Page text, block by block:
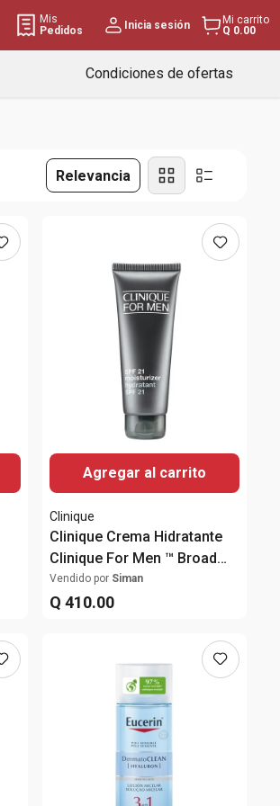
Mis
Pedidos
Inicia sesión
Mi carrito
Q 0.00
Condiciones de ofertas
Relevancia
Agregar al carrito
Clinique
Clinique Crema Hidratante
Clinique For Men ™ Broad
Spectrum SPF 21
Vendido por Siman
Q 410.00